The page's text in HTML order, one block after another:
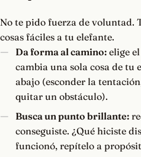
No te pido fuerza de voluntad.
cosas fáciles a tu elefante.
Da forma al camino:elige el
cambia una sola cosa de tu
abajo (esconder la
quitar un obstáculo).
Busca un punto brillante:
conseguiste. ¿Qué hiciste
funcionó, repítelo a